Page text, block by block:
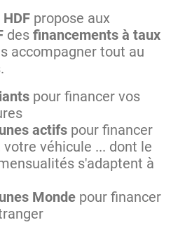
propose aux
des financements à taux
accompagner tout au
pour financer vos
actifs pour financer
véhicule ... dont le
s'adaptent à
Monde pour financer